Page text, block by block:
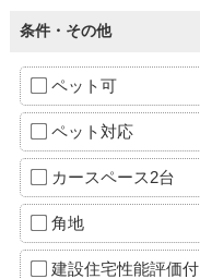
条件・その他
ペット可
ペット対応
カースペース2台
角地
建設住宅性能評価付